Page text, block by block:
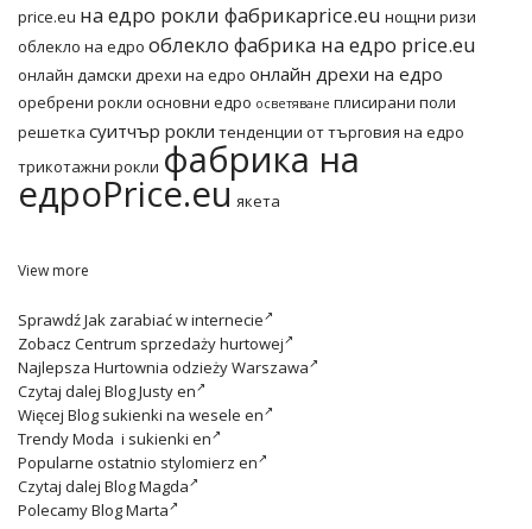
price.eu на едро рокли фабрикаprice.eu нощни ризи
облекло на едро облекло фабрика на едро price.eu
онлайн дамски дрехи на едро онлайн дрехи на едро
оребрени рокли основни едро осветяване плисирани поли
решетка суитчър рокли тенденции от търговия на едро
трикотажни рокли фабрика на
едроPrice.euякета
View more
SprawdźJak zarabiać w internecie
Zobacz Centrum sprzedaży hurtowej
Najlepsza Hurtownia odzieży Warszawa
Czytaj dalej Blog Justy en
Więcej Blog sukienki na wesele en
TrendyModa i sukienki en
Popularne ostatnio stylomierz en
Czytaj dalej Blog Magda
PolecamyBlog Marta